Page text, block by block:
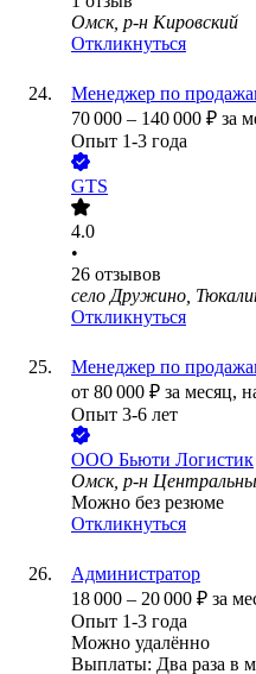
Омск, р-н Кировский
Откликнуться
Менеджер по
70 000 – 140 000 ₽ за
Опыт 1-3 года
GTS
4.0
•
26 отзывов
село Дружино,
Откликнуться
Менеджер по
от 80 000 ₽ за месяц,
Опыт 3-6 лет
ООО Бьюти Логистик
Омск, р-н
Можно без резюме
Откликнуться
Администратор
18 000 – 20 000 ₽ за
Опыт 1-3 года
Можно удалённо
Выплаты: Два раза в